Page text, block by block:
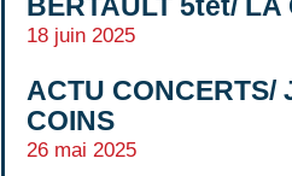
18 juin 2025
ACTU CONCERTS/
COINS
26 mai 2025